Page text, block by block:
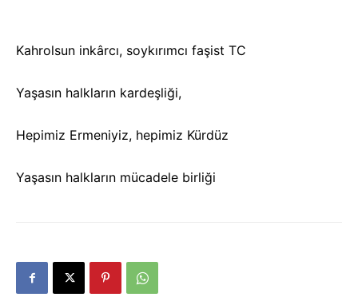
Kahrolsun inkârcı, soykırımcı faşist TC
Yaşasın halkların kardeşliği,
Hepimiz Ermeniyiz, hepimiz Kürdüz
Yaşasın halkların mücadele birliği